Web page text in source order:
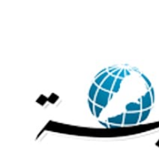
رياضة